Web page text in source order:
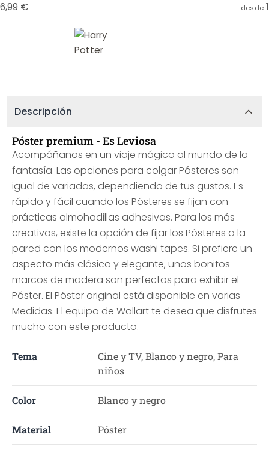
€
desde
Descripción
Póster premium - Es Leviosa
Acompáñanos en un viaje mágico al mundo de la
fantasía. Las opciones para colgar Pósteres son
igual de variadas, dependiendo de tus gustos. Es
rápido y fácil cuando los Pósteres se fijan con
prácticas almohadillas adhesivas. Para los más
creativos, existe la opción de fijar los Pósteres a la
pared con los modernos washi tapes. Si prefiere un
aspecto más clásico y elegante, unos bonitos
marcos de madera son perfectos para exhibir el
Póster. El Póster original está disponible en varias
Medidas. El equipo de Wallart te desea que disfrutes
mucho con este producto.
Tema
Cine y TV, Blanco y negro, Para
niños
Color Blanco y negro
Material Póster